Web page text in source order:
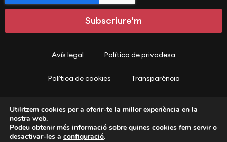
Subscriure'm
Avís legal Política de privadesa
Política de cookies Transparència
PATRONAT SOCIAL PREMIANENC · CIF G58529983
C/ Reverend Paradeda 26 – 08330 – Premià de Mar – Barcelona
Utilitzem cookies per a oferir-te la millor experiència en la
nostra web.
Podeu obtenir més informació sobre quines cookies fem servir o
desactivar-les a configuració.